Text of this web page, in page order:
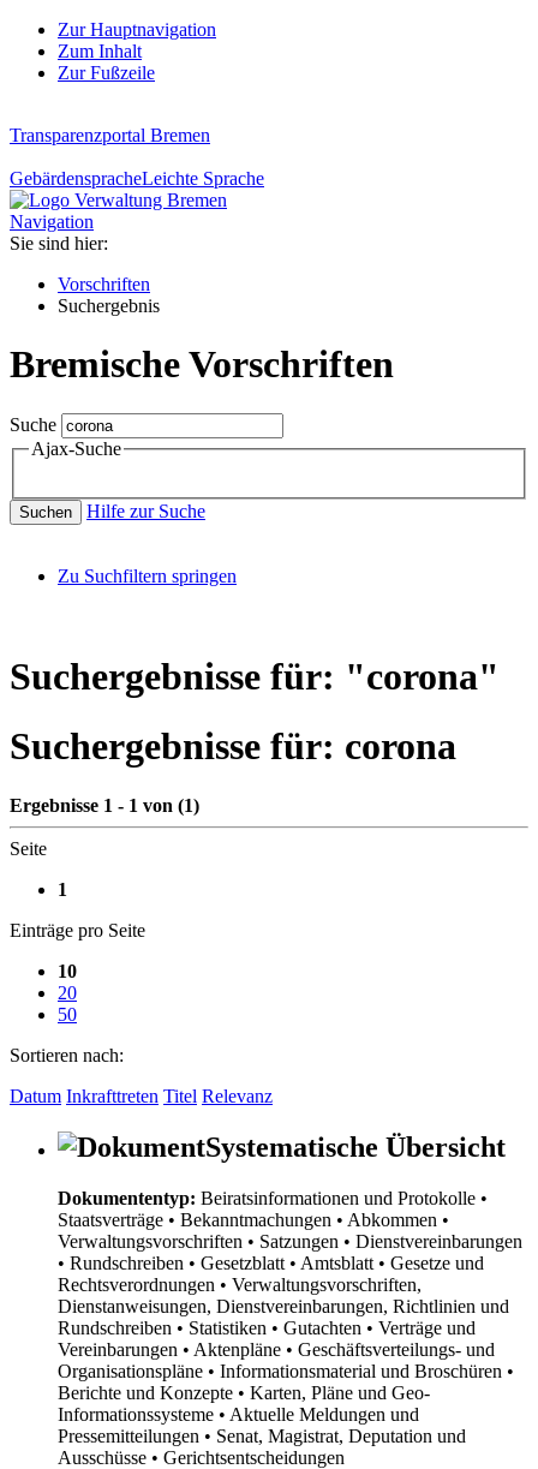
Zur Hauptnavigation
Zum Inhalt
Zur Fußzeile
Transparenzportal Bremen
GebärdenspracheLeichte Sprache
Navigation
Sie sind hier:
Vorschriften
Suchergebnis
Bremische Vorschriften
Suche
Ajax-Suche
Suchen Hilfe zur Suche
Zu Suchfiltern springen
Suchergebnisse für: "corona"
Suchergebnisse für: corona
Ergebnisse 1 - 1 von (1)
Seite
1
Einträge pro Seite
10
20
50
Sortieren nach:
Datum Inkrafttreten Titel Relevanz
Systematische Übersicht
Dokumententyp: Beiratsinformationen und Protokolle •
Staatsverträge • Bekanntmachungen • Abkommen •
Verwaltungsvorschriften • Satzungen • Dienstvereinbarungen
• Rundschreiben • Gesetzblatt • Amtsblatt • Gesetze und
Rechtsverordnungen • Verwaltungsvorschriften,
Dienstanweisungen, Dienstvereinbarungen, Richtlinien und
Rundschreiben • Statistiken • Gutachten • Verträge und
Vereinbarungen • Aktenpläne • Geschäftsverteilungs- und
Organisationspläne • Informationsmaterial und Broschüren •
Berichte und Konzepte • Karten, Pläne und Geo-
Informationssysteme • Aktuelle Meldungen und
Pressemitteilungen • Senat, Magistrat, Deputation und
Ausschüsse • Gerichtsentscheidungen